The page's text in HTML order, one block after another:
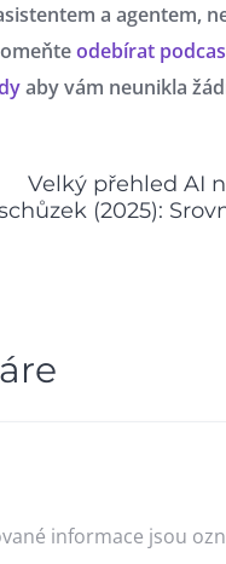
a agentem,
odebírat
aby vám neunikla
Velký přehled AI
(2025):
informace jsou